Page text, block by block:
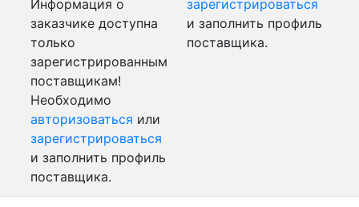
Информация о
заказчике доступна
только
зарегистрированным
поставщикам!
Необходимо
авторизоваться или
зарегистрироваться
и заполнить профиль
поставщика.
зарегистрироваться
и заполнить профиль
поставщика.